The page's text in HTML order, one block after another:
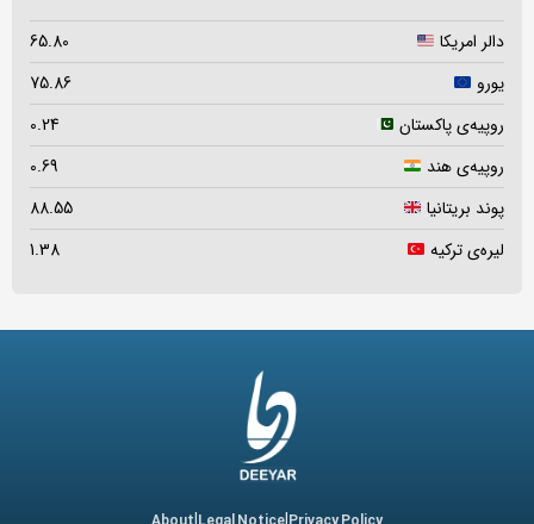
دالر امریکا
65.80
یورو
75.86
روپیه‌ی پاکستان
0.24
روپیه‌ی هند
0.69
پوند بریتانیا
88.55
لیره‌ی ترکیه
1.38